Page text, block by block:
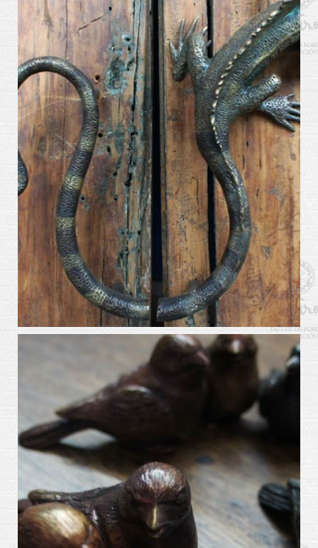
arte_kabiros8
arte_kabiros7